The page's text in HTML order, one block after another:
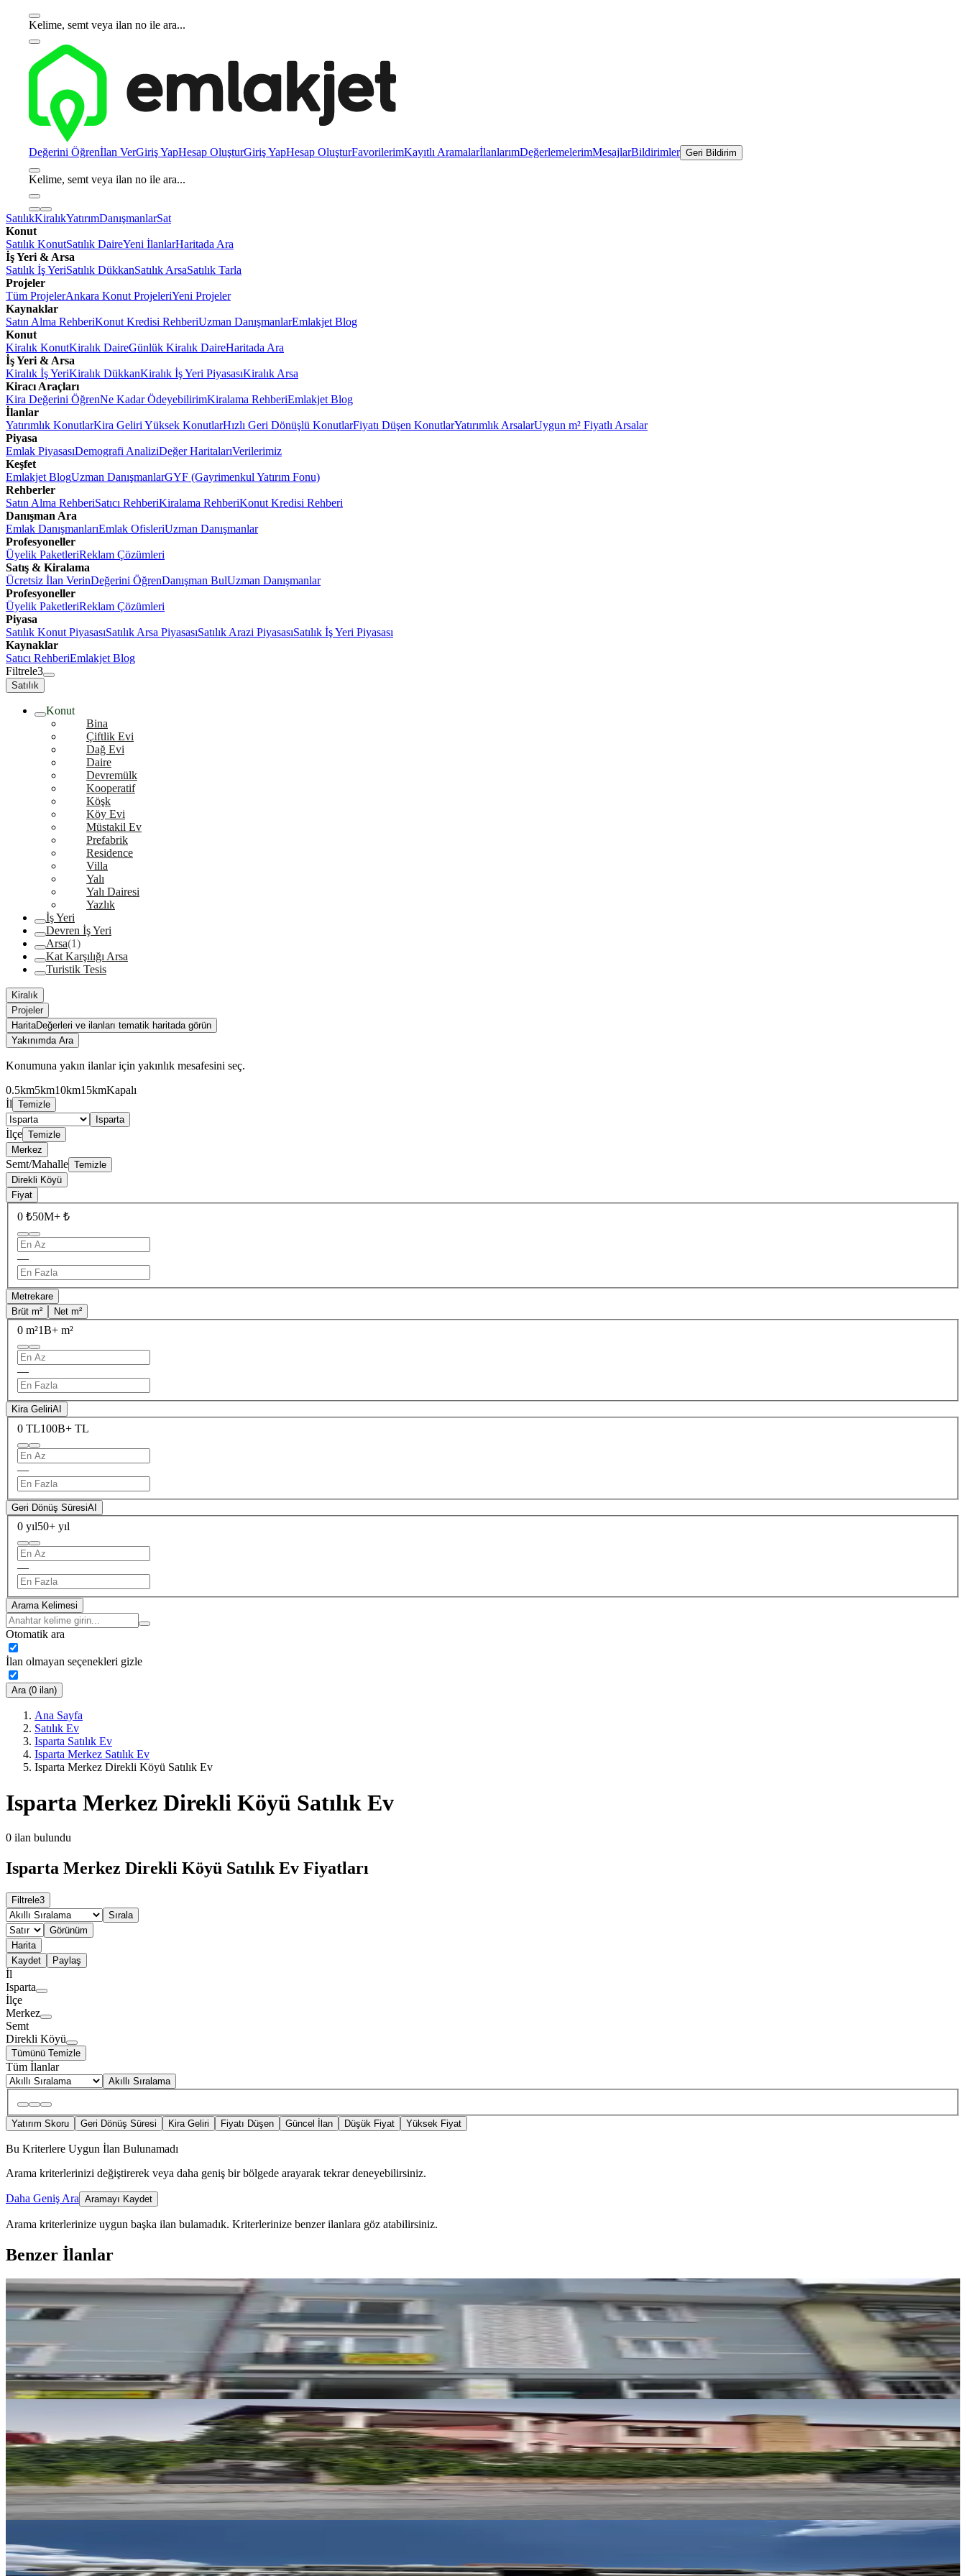
Kelime, semt veya ilan no ile ara...
Değerini Öğrenİlan VerGiriş YapHesap OluşturGiriş YapHesap OluşturFavorilerimKayıtlı AramalarİlanlarımDeğerlemelerimMesajlarBildirimler Geri Bildirim
Kelime, semt veya ilan no ile ara...
SatılıkKiralıkYatırımDanışmanlarSat
Konut
Satılık KonutSatılık DaireYeni İlanlarHaritada Ara
İş Yeri & Arsa
Satılık İş YeriSatılık DükkanSatılık ArsaSatılık Tarla
Projeler
Tüm ProjelerAnkara Konut ProjeleriYeni Projeler
Kaynaklar
Satın Alma RehberiKonut Kredisi RehberiUzman DanışmanlarEmlakjet Blog
Konut
Kiralık KonutKiralık DaireGünlük Kiralık DaireHaritada Ara
İş Yeri & Arsa
Kiralık İş YeriKiralık DükkanKiralık İş Yeri PiyasasıKiralık Arsa
Kiracı Araçları
Kira Değerini ÖğrenNe Kadar ÖdeyebilirimKiralama RehberiEmlakjet Blog
İlanlar
Yatırımlık KonutlarKira Geliri Yüksek KonutlarHızlı Geri Dönüşlü KonutlarFiyatı Düşen KonutlarYatırımlık ArsalarUygun m² Fiyatlı Arsalar
Piyasa
Emlak PiyasasıDemografi AnaliziDeğer HaritalarıVerilerimiz
Keşfet
Emlakjet BlogUzman DanışmanlarGYF (Gayrimenkul Yatırım Fonu)
Rehberler
Satın Alma RehberiSatıcı RehberiKiralama RehberiKonut Kredisi Rehberi
Danışman Ara
Emlak DanışmanlarıEmlak OfisleriUzman Danışmanlar
Profesyoneller
Üyelik PaketleriReklam Çözümleri
Satış & Kiralama
Ücretsiz İlan VerinDeğerini ÖğrenDanışman BulUzman Danışmanlar
Profesyoneller
Üyelik PaketleriReklam Çözümleri
Piyasa
Satılık Konut PiyasasıSatılık Arsa PiyasasıSatılık Arazi PiyasasıSatılık İş Yeri Piyasası
Kaynaklar
Satıcı RehberiEmlakjet Blog
Filtrele3
Satılık
Konut
Bina
Çiftlik Evi
Dağ Evi
Daire
Devremülk
Kooperatif
Köşk
Köy Evi
Müstakil Ev
Prefabrik
Residence
Villa
Yalı
Yalı Dairesi
Yazlık
İş Yeri
Devren İş Yeri
Arsa(1)
Kat Karşılığı Arsa
Turistik Tesis
Kiralık
Projeler
HaritaDeğerleri ve ilanları tematik haritada görün
Yakınımda Ara
Konumuna yakın ilanlar için yakınlık mesafesini seç.
0.5km5km10km15kmKapalı
İl Temizle
Isparta
İlçe Temizle
Merkez
Semt/Mahalle Temizle
Direkli Köyü
Fiyat
0 ₺50M+ ₺
—
Metrekare
Brüt m²
Net m²
0 m²1B+ m²
—
Kira GeliriAI
0 TL100B+ TL
—
Geri Dönüş SüresiAI
0 yıl50+ yıl
—
Arama Kelimesi
Otomatik ara
İlan olmayan seçenekleri gizle
Ara (0 ilan)
Ana Sayfa
Satılık Ev
Isparta Satılık Ev
Isparta Merkez Satılık Ev
Isparta Merkez Direkli Köyü Satılık Ev
Isparta Merkez Direkli Köyü Satılık Ev
0 ilan bulundu
Isparta Merkez Direkli Köyü Satılık Ev Fiyatları
Filtrele3
Sırala
Görünüm
Harita
Kaydet
Paylaş
İl
Isparta
İlçe
Merkez
Semt
Direkli Köyü
Tümünü Temizle
Tüm İlanlar
Akıllı Sıralama
Yatırım Skoru Geri Dönüş Süresi Kira Geliri Fiyatı Düşen Güncel İlan Düşük Fiyat Yüksek Fiyat
Bu Kriterlere Uygun İlan Bulunamadı
Arama kriterlerinizi değiştirerek veya daha geniş bir bölgede arayarak tekrar deneyebilirsiniz.
Daha Geniş Ara Aramayı Kaydet
Arama kriterlerinize uygun başka ilan bulamadık. Kriterlerinize benzer ilanlara göz atabilirsiniz.
Benzer İlanlar
YENİ
Satılık Apart Daire
Merkez, Sanayi Mahallesi
3. Kat 06.08.2026
3.150.000 ₺
TALİP YÖRÜKOĞLU EMLAK ISPARTA TEMSİLCİLİĞİ İNCE MAVİ EMLAKBahri İnce
Ev Değil Yuva Arayanlar Buraya
Merkez, Muzaffer Türkeş Mahallesi
3+1·240 m²·05.08.2026
10.400.000 ₺
Ara
Merkez, Muzaffer Türkeş Mahallesi AS GAYRİMENKULAbdullah bey